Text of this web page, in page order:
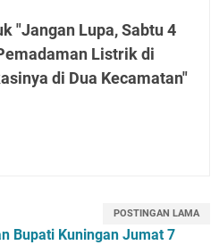
"Jangan Lupa, Sabtu 4
Listrik di
di Dua Kecamatan"
POSTINGAN LAMA
Bupati Kuningan Jumat 7